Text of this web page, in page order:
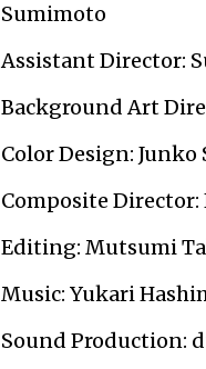
Sumimoto
Assistant Director:
Background Art
Color Design: Junko
Composite
Editing: Mutsumi
Music: Yukari
Sound Production: